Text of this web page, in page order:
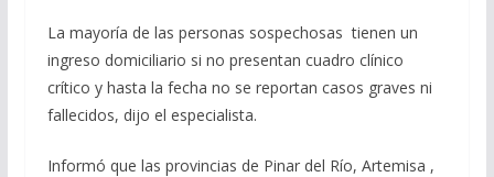
La mayoría de las personas sospechosas tienen un
ingreso domiciliario si no presentan cuadro clínico
crítico y hasta la fecha no se reportan casos graves ni
fallecidos, dijo el especialista.
Informó que las provincias de Pinar del Río, Artemisa ,